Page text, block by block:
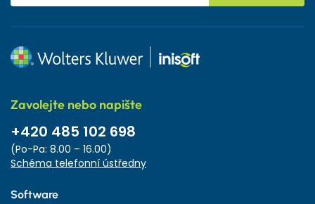
Zavolejte nebo napište
+420 485 102 698
(Po-Pa: 8.00 – 16.00)
Schéma telefonní ústředny
Software